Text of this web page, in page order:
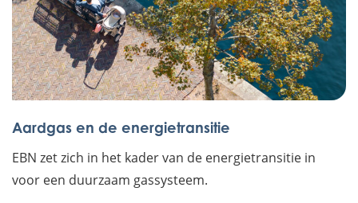
Aardgas en de energietransitie
EBN zet zich in het kader van de energietransitie in
voor een duurzaam gassysteem.